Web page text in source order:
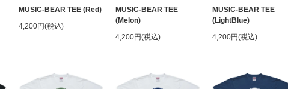
MUSIC-BEAR TEE (Red)
4,200円(税込)
MUSIC-BEAR TEE
(Melon)
4,200円(税込)
MUSIC-BEAR TEE
(LightBlue)
4,200円(税込)